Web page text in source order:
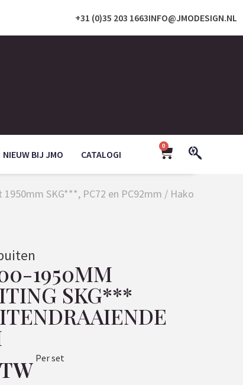
INFO@JMODESIGN.NL
+31 (0)35 203 1663
NIEUW BIJ JMO CATALOGI
0
SKG***, PC72 en PC92mm / Hako
1950MM
SKG***
Per set